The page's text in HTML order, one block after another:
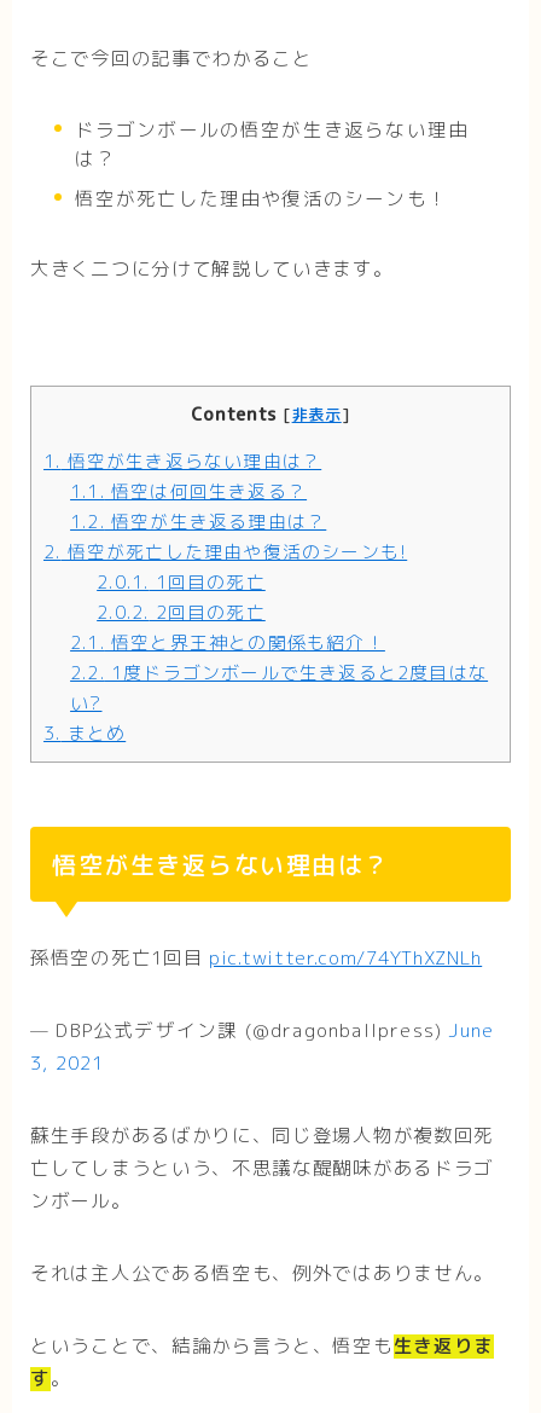
そこで今回の記事でわかること
ドラゴンボールの悟空が生き返らない理由
は？
悟空が死亡した理由や復活のシーンも！
大きく二つに分けて解説していきます。
Contents [非表示]
1. 悟空が生き返らない理由は？
1.1. 悟空は何回生き返る？
1.2. 悟空が生き返る理由は？
2. 悟空が死亡した理由や復活のシーンも!
2.0.1. 1回目の死亡
2.0.2. 2回目の死亡
2.1. 悟空と界王神との関係も紹介！
2.2. 1度ドラゴンボールで生き返ると2度目はな
い?
3. まとめ
悟空が生き返らない理由は？
孫悟空の死亡1回目 pic.twitter.com/74YThXZNLh
— DBP公式デザイン課 (@dragonballpress)June
3, 2021
蘇生手段があるばかりに、同じ登場人物が複数回死
亡してしまうという、不思議な醍醐味があるドラゴ
ンボール。
それは主人公である悟空も、例外ではありません。
ということで、結論から言うと、悟空も生き返りま
す。